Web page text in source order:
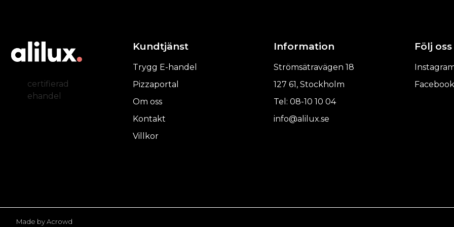
certifierad
ehandel
Kundtjänst
Trygg E-handel
Pizzaportal
Om oss
Kontakt
Villkor
Information
Strömsätravägen 18
127 61, Stockholm
Tel: 08-10 10 04
info@alilux.se
Följ oss
Facebook
Made by Acrowd